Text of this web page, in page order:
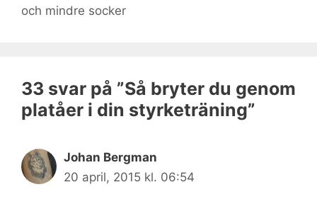
och mindre socker
33 svar på ”Så bryter du genom
platåer i din styrketräning”
Johan Bergman
20 april, 2015 kl. 06:54